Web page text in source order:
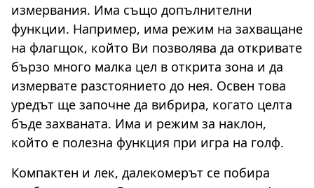
измервания. Има също допълнителни
функции. Например, има режим на захващане
на флагщок, който Ви позволява да откривате
бързо много малка цел в открита зона и да
измервате разстоянието до нея. Освен това
уредът ще започне да вибрира, когато целта
бъде захваната. Има и режим за наклон,
който е полезна функция при игра на голф.
Компактен и лек, далекомерът се побира